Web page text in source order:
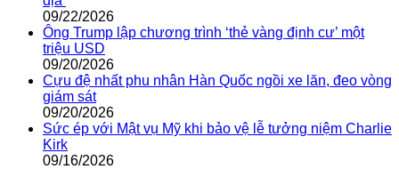
09/22/2026
Ông Trump lập chương trình ‘thẻ vàng định cư’ một
triệu USD
09/20/2026
Cựu đệ nhất phu nhân Hàn Quốc ngồi xe lăn, đeo vòng
giám sát
09/20/2026
Sức ép với Mật vụ Mỹ khi bảo vệ lễ tưởng niệm Charlie
Kirk
09/16/2026